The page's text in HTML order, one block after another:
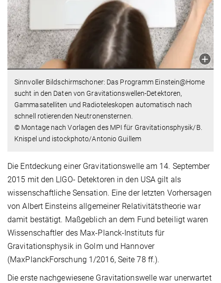
Sinnvoller Bildschirmschoner: Das Programm Einstein@Home
sucht in den Daten von Gravitationswellen-Detektoren,
Gammasatelliten und Radioteleskopen automatisch nach
schnell rotierenden Neutronensternen.
© Montage nach Vorlagen des MPI für Gravitationsphysik/B.
Knispel und istockphoto/Antonio Guillem
Die Entdeckung einer Gravitationswelle am 14. September
2015 mit den LIGO- Detektoren in den USA gilt als
wissenschaftliche Sensation. Eine der letzten Vorhersagen
von Albert Einsteins allgemeiner Relativitätstheorie war
damit bestätigt. Maßgeblich an dem Fund beteiligt waren
Wissenschaftler des Max-Planck-Instituts für
Gravitationsphysik in Golm und Hannover
(MaxPlanckForschung 1/2016, Seite 78 ff.).
Die erste nachgewiesene Gravitationswelle war unerwartet